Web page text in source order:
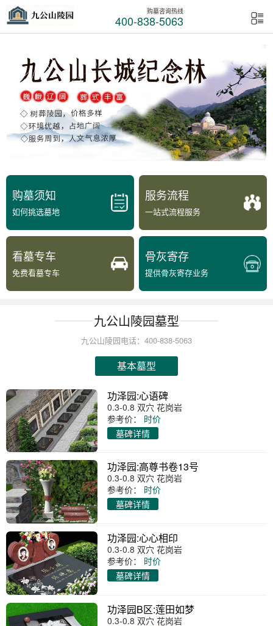
购墓咨询热线
400-838-5063
购墓须知
如何挑选墓地
服务流程
一站式流程服务
看墓专车
免费看墓专车
骨灰寄存
提供骨灰寄存业务
九公山陵园墓型
九公山陵园电话：400-838-5063
基本墓型
功泽园:心语碑
0.3-0.8 双穴 花岗岩
参考价：
时价
墓碑详情
功泽园:高尊书卷13号
0.3-0.8 双穴 花岗岩
参考价：
时价
墓碑详情
功泽园:心心相印
0.3-0.8 双穴 花岗岩
参考价：
时价
墓碑详情
功泽园B区:莲田如梦
0.3-0.8 双穴 花岗岩